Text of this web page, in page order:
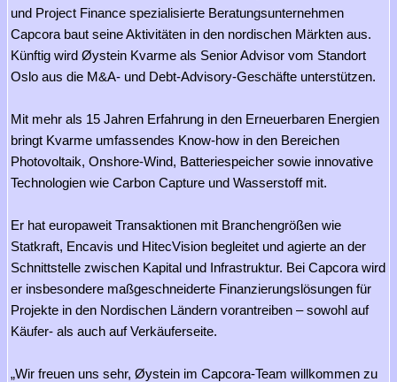
und Project Finance spezialisierte Beratungsunternehmen
Capcora baut seine Aktivitäten in den nordischen Märkten aus.
Künftig wird Øystein Kvarme als Senior Advisor vom Standort
Oslo aus die M&A- und Debt-Advisory-Geschäfte unterstützen.
Mit mehr als 15 Jahren Erfahrung in den Erneuerbaren Energien
bringt Kvarme umfassendes Know-how in den Bereichen
Photovoltaik, Onshore-Wind, Batteriespeicher sowie innovative
Technologien wie Carbon Capture und Wasserstoff mit.
Er hat europaweit Transaktionen mit Branchengrößen wie
Statkraft, Encavis und HitecVision begleitet und agierte an der
Schnittstelle zwischen Kapital und Infrastruktur. Bei Capcora wird
er insbesondere maßgeschneiderte Finanzierungslösungen für
Projekte in den Nordischen Ländern vorantreiben – sowohl auf
Käufer- als auch auf Verkäuferseite.
„Wir freuen uns sehr, Øystein im Capcora-Team willkommen zu